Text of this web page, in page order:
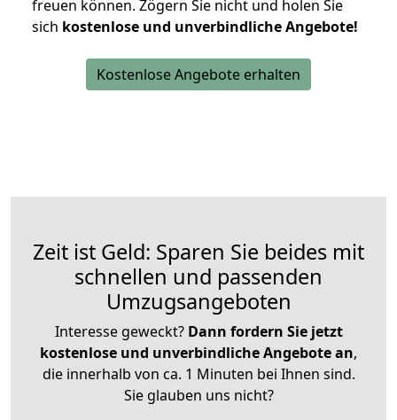
freuen können. Zögern Sie nicht und holen Sie
sich kostenlose und unverbindliche Angebote!
Kostenlose Angebote erhalten
Zeit ist Geld: Sparen Sie beides mit
schnellen und passenden
Umzugsangeboten
Interesse geweckt? Dann fordern Sie jetzt
kostenlose und unverbindliche Angebote an,
die innerhalb von ca. 1 Minuten bei Ihnen sind.
Sie glauben uns nicht?